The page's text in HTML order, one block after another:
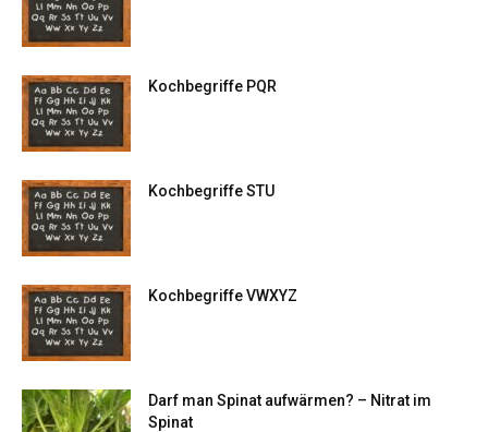
Kochbegriffe PQR
Kochbegriffe STU
Kochbegriffe VWXYZ
Darf man Spinat aufwärmen? – Nitrat im
Spinat